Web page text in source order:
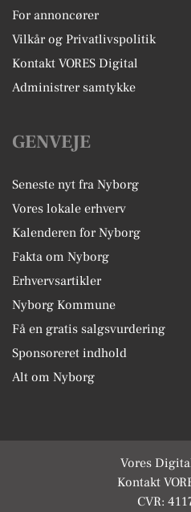
For annoncører
Vilkår og Privatlivspolitik
Kontakt VORES Digital
Administrer samtykke
GENVEJE
Seneste nyt fra Nyborg
Vores lokale erhverv
Kalenderen for Nyborg
Fakta om Nyborg
Erhvervsartikler
Nyborg Kommune
Få en gratis salgsvurdering
Sponsoreret indhold
Alt om Nyborg
Vores
Kontakt
CVR: